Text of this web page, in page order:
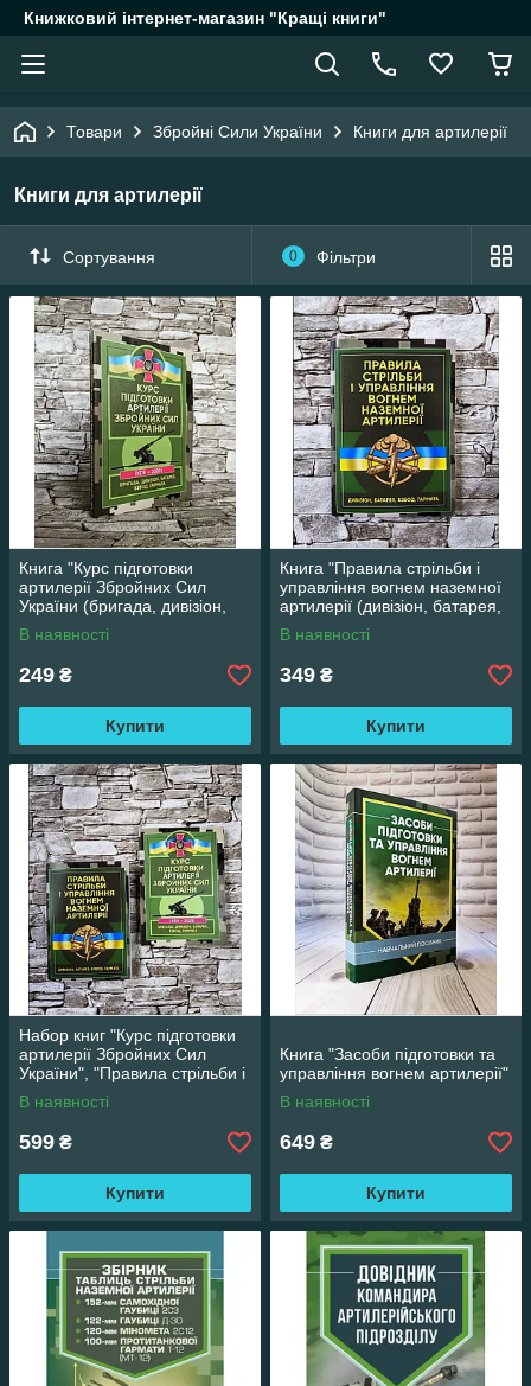
Книжковий інтернет-магазин "Кращі книги"
Товари Збройні Сили України Книги для артилерії
Книги для артилерії
Сортування 0 Фільтри
Книга "Курс підготовки
артилерії Збройних Сил
України (бригада, дивізіон,
батарея, взвод, гармата)"
В наявності
249 ₴
Купити
Книга "Правила стрільби і
управління вогнем наземної
артилерії (дивізіон, батарея,
взвод, гармата)"
В наявності
349 ₴
Купити
Набор книг "Курс підготовки
артилерії Збройних Сил
України", "Правила стрільби і
управління вогнем артилерії"
В наявності
599 ₴
Купити
Книга "Засоби підготовки та
управління вогнем артилерії"
В наявності
649 ₴
Купити